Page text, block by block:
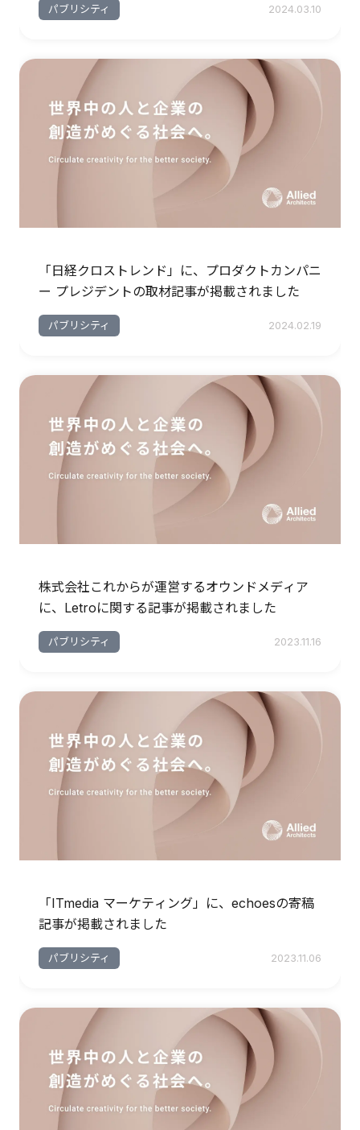
パブリシティ 2024.03.10
「日経クロストレンド」に、プロダクトカンパニ
ー プレジデントの取材記事が掲載されました
パブリシティ 2024.02.19
株式会社これからが運営するオウンドメディア
に、Letroに関する記事が掲載されました
パブリシティ 2023.11.16
「ITmedia マーケティング」に、echoesの寄稿
記事が掲載されました
パブリシティ 2023.11.06